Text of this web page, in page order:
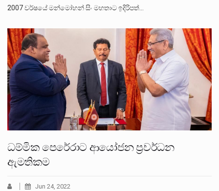
2007 වර්ෂයේ මන්මෝහන් සිං මහතාට ඉදිරිපත්…
ධම්මික පෙරේරාට ආයෝජන ප්‍රවර්ධන
ඇමතිකම
Jun 24, 2022